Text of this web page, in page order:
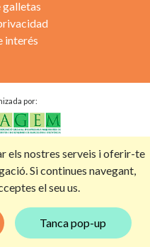
els nostres serveis i oferir-te
Si continues navegant,
el seu us.
Tanca pop-up
interés
por: